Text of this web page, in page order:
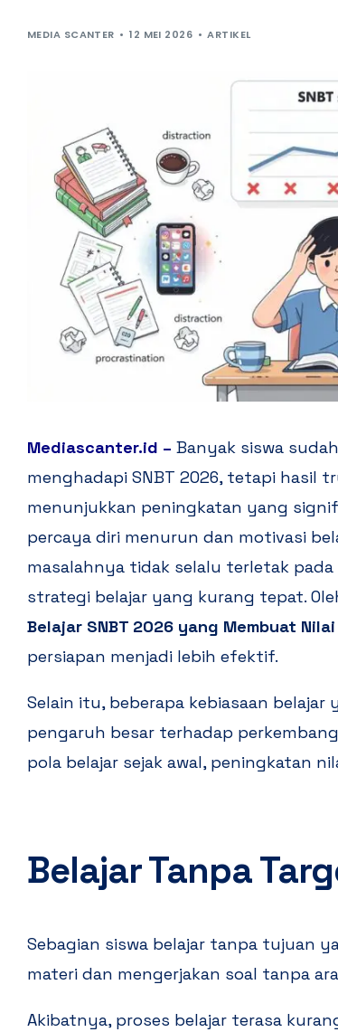
MEDIA SCANTER 12 MEI 2026 ARTIKEL
Mediascanter.id – Banyak siswa
menghadapi SNBT 2026, tetapi hasil
menunjukkan peningkatan yang
percaya diri menurun dan motivasi
masalahnya tidak selalu terletak
strategi belajar yang kurang tepat.
Belajar SNBT 2026 yang Membuat
persiapan menjadi lebih efektif.
Selain itu, beberapa kebiasaan
pengaruh besar terhadap
pola belajar sejak awal, peningkatan
Belajar Tanpa
Sebagian siswa belajar tanpa tujuan
materi dan mengerjakan soal tanpa
Akibatnya, proses belajar terasa